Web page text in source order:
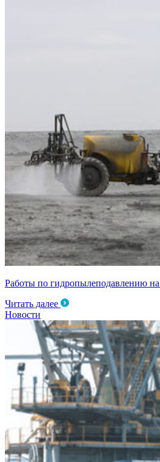
Работы по гидропылеподавлению
Читать далее
Новости